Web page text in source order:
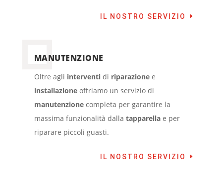
IL NOSTRO SERVIZIO
MANUTENZIONE
Oltre agli interventidi riparazionee
installazioneoffriamo un servizio di
manutenzionecompleta per garantire la
massima funzionalità dalla tapparellae per
riparare piccoli guasti.
IL NOSTRO SERVIZIO